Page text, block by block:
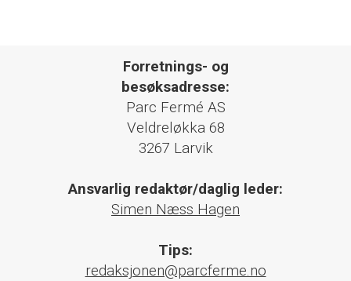
Forretnings- og
besøksadresse:
Parc Fermé AS
Veldreløkka 68
3267 Larvik
Ansvarlig redaktør/daglig leder:
Simen Næss Hagen
Tips:
redaksjonen@parcferme.no